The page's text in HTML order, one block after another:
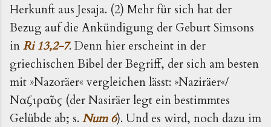
Herkunft aus Jesaja. (2) Mehr für sich hat der
Bezug auf die Ankündigung der Geburt Simsons
inRi 13,2-7. Denn hier erscheint in der
griechischen Bibel der Begriff, der sich am besten
mit »Nazoräer« vergleichen lässt: »Naziräer«/
Ναζιραῖος (der Nasiräer legt ein bestimmtes
Gelübde ab; s. Num 6). Und es wird, noch dazu im